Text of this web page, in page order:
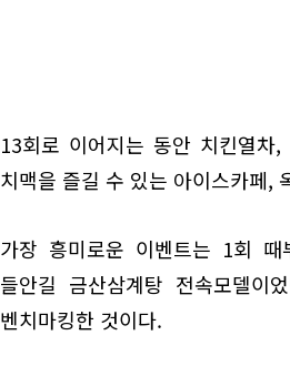
13회로 이어지는 동안 치킨열차
치맥을 즐길 수 있는 아이스카페,
가장 흥미로운 이벤트는 1회
들안길 금산삼계탕 전속모델이
벤치마킹한 것이다.